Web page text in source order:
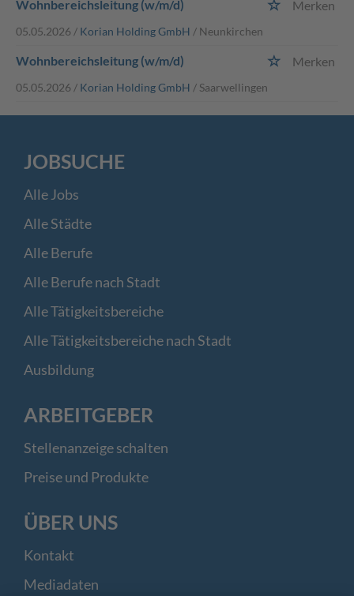
Wohnbereichsleitung (w/m/d) Merken
05.05.2026 / Korian Holding GmbH / Neunkirchen
Wohnbereichsleitung (w/m/d) Merken
05.05.2026 / Korian Holding GmbH / Saarwellingen
JOBSUCHE
Alle Jobs
Alle Städte
Alle Berufe
Alle Berufe nach Stadt
Alle Tätigkeitsbereiche
Alle Tätigkeitsbereiche nach Stadt
Ausbildung
ARBEITGEBER
Stellenanzeige schalten
Preise und Produkte
ÜBER UNS
Kontakt
Mediadaten